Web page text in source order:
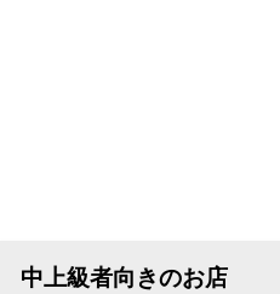
中上級者向きのお店